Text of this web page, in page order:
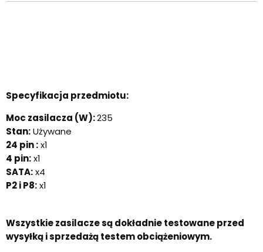
Specyfikacja przedmiotu:
Moc zasilacza (W):235
Stan:Używane
24 pin :x1
4 pin:x1
SATA:x4
P2 i P8:x1
Wszystkie zasilacze są dokładnie testowane przed
wysyłką i sprzedażą testem obciążeniowym.